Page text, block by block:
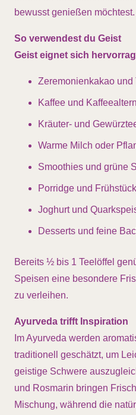
bewusst genießen möchtest.
So verwendest du Geist
Geist eignet sich
Zeremonienkakao und
Kaffee und
Kräuter- und
Warme Milch oder
Smoothies und grüne
Porridge und
Joghurt und
Desserts und feine
Bereits ½ bis 1 Teelöffel
Speisen eine besondere
zu verleihen.
Ayurveda trifft Inspiration
Im Ayurveda werden
traditionell geschätzt, um
geistige Schwere
und Rosmarin bringen
Mischung, während die